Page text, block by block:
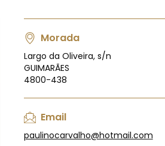
Morada
Largo da Oliveira, s/n
GUIMARÃES
4800-438
Email
paulinocarvalho@hotmail.com